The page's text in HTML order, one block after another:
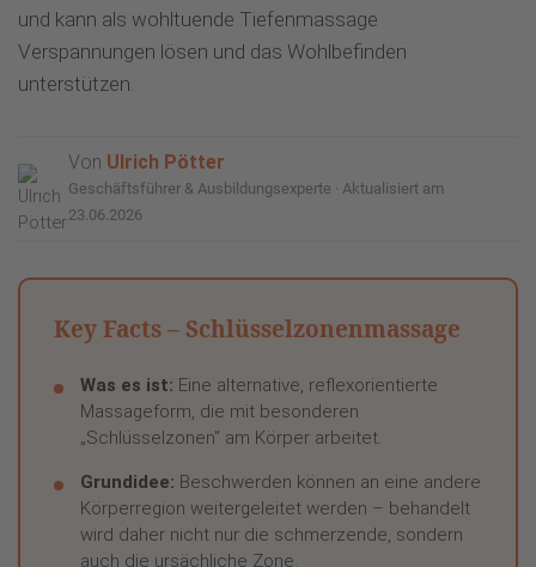
und kann als wohltuende Tiefenmassage
Verspannungen lösen und das Wohlbefinden
unterstützen.
Von Ulrich Pötter
Geschäftsführer & Ausbildungsexperte · Aktualisiert am
23.06.2026
Key Facts – Schlüsselzonenmassage
Was es ist: Eine alternative, reflexorientierte
Massageform, die mit besonderen
„Schlüsselzonen" am Körper arbeitet.
Grundidee: Beschwerden können an eine andere
Körperregion weitergeleitet werden – behandelt
wird daher nicht nur die schmerzende, sondern
auch die ursächliche Zone.